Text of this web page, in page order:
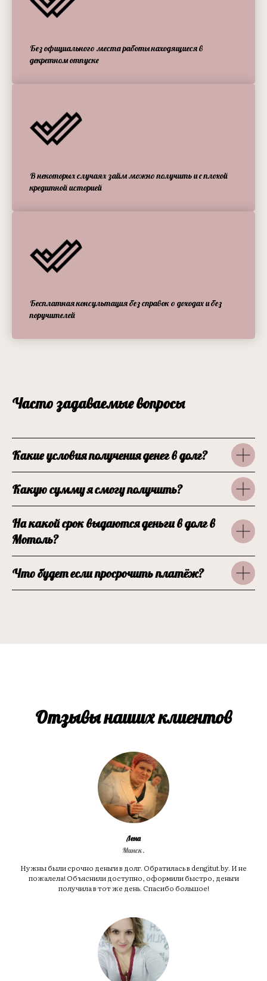
Без официального места работы находящиеся в
декретном отпуске
В некоторых случаях займ можно получить и с плохой
кредитной историей
Бесплатная консультация без справок о доходах и без
поручителей
Часто задаваемые вопросы
Какие условия получения денег в долг?
Какую сумму я смогу получить?
На какой срок выдаются деньги в долг в
Мотоль?
Что будет если просрочить платёж?
Отзывы наших клиентов
Лена
Минск.
Нужны были срочно деньги в долг. Обратилась в dengitut.by. И не
пожалела! Объяснили доступно, оформили быстро, деньги
получила в тот же день. Спасибо большое!